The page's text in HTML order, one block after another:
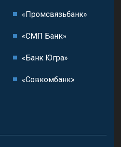
«Промсвязьбанк»
«СМП Банк»
«Банк Югра»
«Совкомбанк»